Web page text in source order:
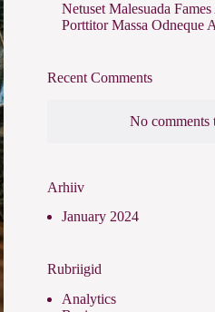
Netuset Malesuada
Porttitor Massa Odneque
Recent Comments
No comments
Arhiiv
January 2024
Rubriigid
Analytics